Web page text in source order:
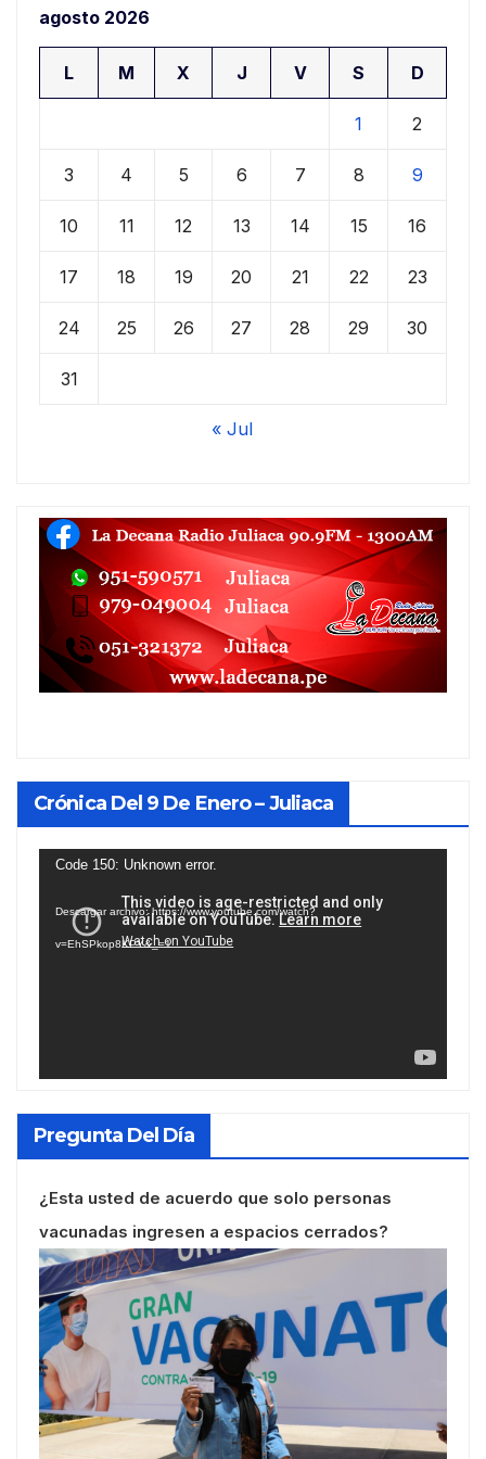
agosto 2026
L M X J V S D
1 2
3 4 5 6 7 8 9
10 11 12 13 14 15 16
17 18 19 20 21 22 23
24 25 26 27 28 29 30
31
« Jul
Crónica Del 9 De Enero – Juliaca
Reproductor
vídeo
Code 150: Unknown error.
Descargar archivo: https://www.youtube.com/watch?
v=EhSPkop8KPY&_=1
Pregunta Del Día
¿Esta usted de acuerdo que solo personas
vacunadas ingresen a espacios cerrados?